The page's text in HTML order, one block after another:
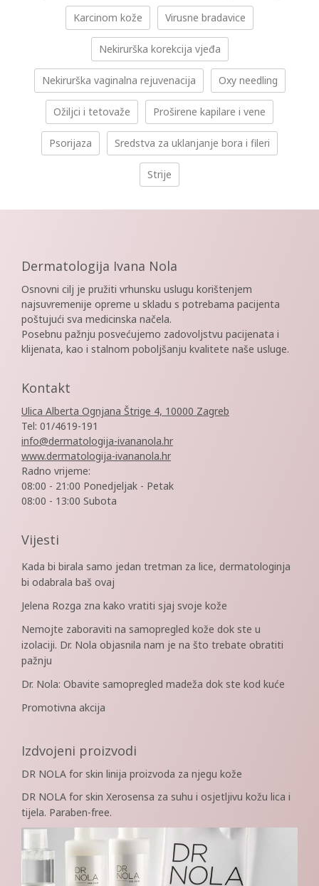
Karcinom kože Virusne bradavice
Nekirurška korekcija vjeđa
Nekirurška vaginalna rejuvenacija Oxy needling
Ožiljci i tetovaže Proširene kapilare i vene
Psorijaza Sredstva za uklanjanje bora i fileri
Strije
Dermatologija Ivana Nola
Osnovni cilj je pružiti vrhunsku uslugu korištenjem
najsuvremenije opreme u skladu s potrebama pacijenta
poštujući sva medicinska načela.
Posebnu pažnju posvećujemo zadovoljstvu pacijenata i
klijenata, kao i stalnom poboljšanju kvalitete naše usluge.
Kontakt
Ulica Alberta Ognjana Štrige 4, 10000 Zagreb
Tel: 01/4619-191
info@dermatologija-ivananola.hr
www.dermatologija-ivananola.hr
Radno vrijeme:
08:00 - 21:00 Ponedjeljak - Petak
08:00 - 13:00 Subota
Vijesti
Kada bi birala samo jedan tretman za lice, dermatologinja
bi odabrala baš ovaj
Jelena Rozga zna kako vratiti sjaj svoje kože
Nemojte zaboraviti na samopregled kože dok ste u
izolaciji. Dr. Nola objasnila nam je na što trebate obratiti
pažnju
Dr. Nola: Obavite samopregled madeža dok ste kod kuće
Promotivna akcija
Izdvojeni proizvodi
DR NOLA for skin linija proizvoda za njegu kože
DR NOLA for skin Xerosensa za suhu i osjetljivu kožu lica i
tijela. Paraben-free.